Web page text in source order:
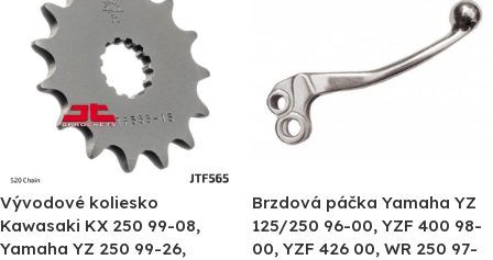
Vývodové koliesko
Kawasaki KX 250 99-08,
Yamaha YZ 250 99-26,
Brzdová páčka Yamaha YZ
125/250 96-00, YZF 400 98-
00, YZF 426 00, WR 250 97-